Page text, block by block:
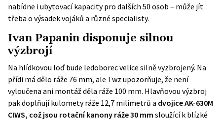
nabídne i ubytovací kapacity pro dalších 50 osob – může jít
třeba o výsadek vojáků a různé specialisty.
Ivan Papanin disponuje silnou
výzbrojí
Na hlídkovou loď bude ledoborec velice silně vyzbrojený. Na
přídi má dělo ráže 76 mm, ale Twz upozorňuje, že není
vyloučena ani montáž děla ráže 100 mm. Hlavňovou výzbroj
pak doplňují kulomety ráže 12,7 milimetrů a dvojice AK-630M
CIWS, což jsou rotační kanony ráže 30 mm sloužící k blízké